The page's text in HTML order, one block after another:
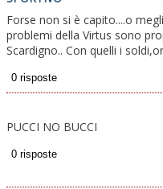
Forse non si è capito....o
problemi della Virtus sono
Scardigno.. Con quelli i
PUCCI NO BUCCI